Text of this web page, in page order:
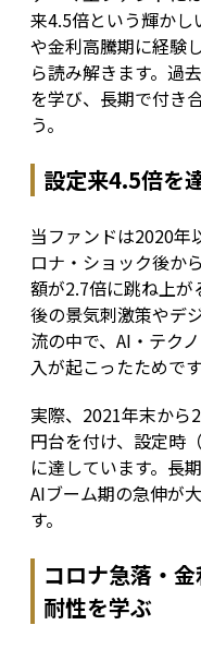
来4.5倍という輝かし
や金利高騰期に経験
ら読み解きます。過
を学び、長期で付き
う。
設定来4.5倍を
当ファンドは2020年
ロナ・ショック後か
額が2.7倍に跳ね上
後の景気刺激策やデ
流の中で、AI・テク
入が起こったためです
実際、2021年末から
円台を付け、設定時
に達しています。長
AIブーム期の急伸が
す。
コロナ急落・
耐性を学ぶ